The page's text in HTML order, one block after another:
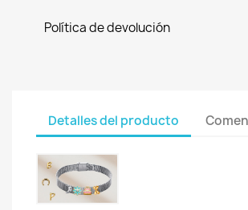
Política de devolución
Detalles del producto